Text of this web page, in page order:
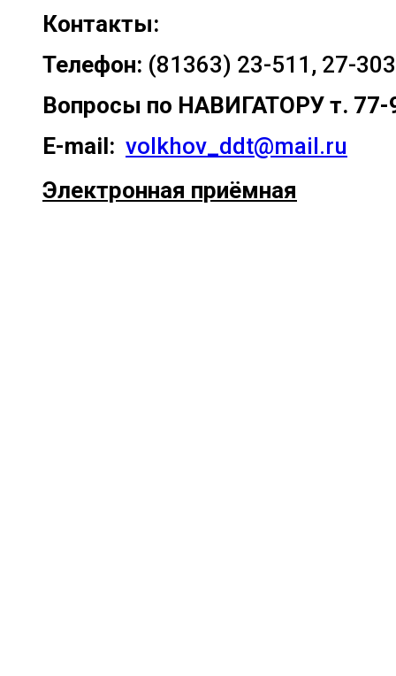
Контакты:
Телефон: (81363) 23-511, 27-303
Вопросы по НАВИГАТОРУ т. 77-
E-mail: volkhov_ddt@mail.ru
Электронная приёмная